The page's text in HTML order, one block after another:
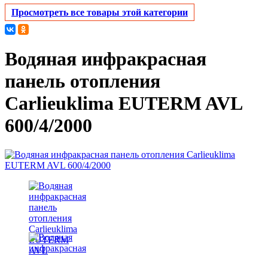
Просмотреть все товары этой категории
Водяная инфракрасная
панель отопления
Carlieuklima EUTERM AVL​
600/4/2000